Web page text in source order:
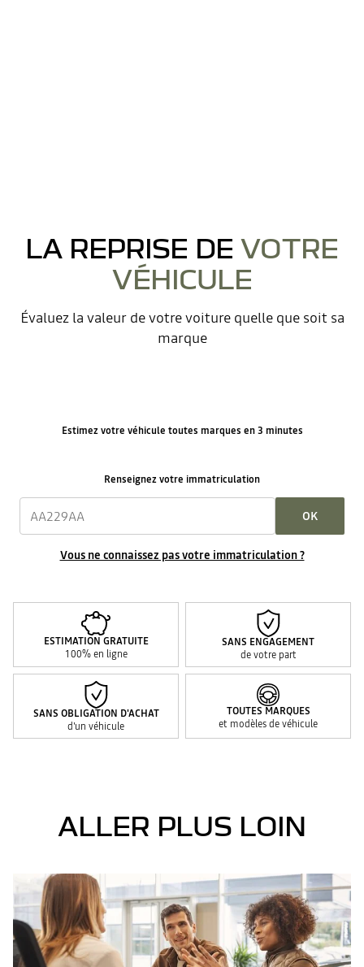
LA REPRISE DE VOTRE
VÉHICULE
Évaluez la valeur de votre voiture quelle que soit sa
marque
Estimez votre véhicule toutes marques en 3 minutes
Renseignez votre immatriculation
OK
Vous ne connaissez pas votre immatriculation ?
ESTIMATION GRATUITE
100% en ligne
SANS ENGAGEMENT
de votre part
SANS OBLIGATION D'ACHAT
d'un véhicule
TOUTES MARQUES
et modèles de véhicule
ALLER PLUS LOIN